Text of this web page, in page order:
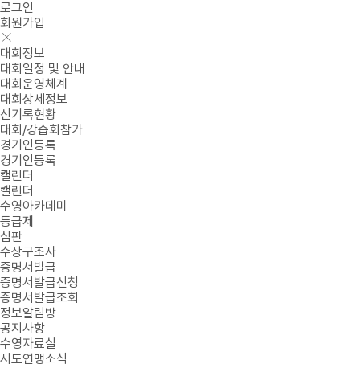
로그인
회원가입
대회정보
대회일정 및 안내
대회운영체계
대회상세정보
신기록현황
대회/강습회참가
경기인등록
경기인등록
캘린더
캘린더
수영아카데미
등급제
심판
수상구조사
증명서발급
증명서발급신청
증명서발급조회
정보알림방
공지사항
수영자료실
시도연맹소식